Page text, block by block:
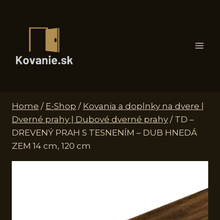
Home / E-Shop / Kovania a doplnky na dvere |
Dverné prahy | Dubové dverné prahy / TD –
DREVENÝ PRAH S TESNENÍM – DUB HNEDÁ
ZEM 14 cm, 120 cm